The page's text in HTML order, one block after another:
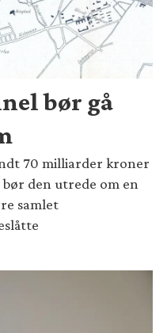
bør gå
70 milliarder kroner
den utrede om en
samlet